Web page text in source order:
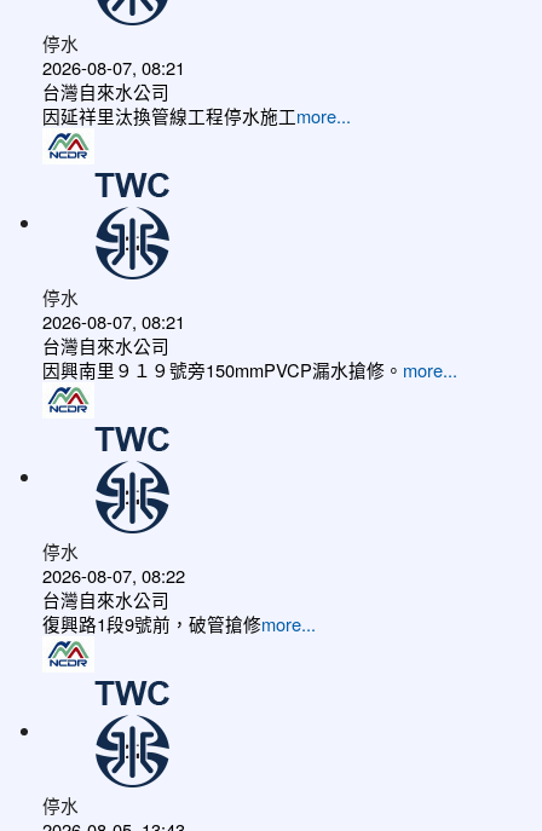
停水
2026-08-07, 08:21
台灣自來水公司
因延祥里汰換管線工程停水施工more...
停水
2026-08-07, 08:21
台灣自來水公司
因興南里９１９號旁150mmPVCP漏水搶修。 more...
停水
2026-08-07, 08:22
台灣自來水公司
復興路1段9號前，破管搶修more...
停水